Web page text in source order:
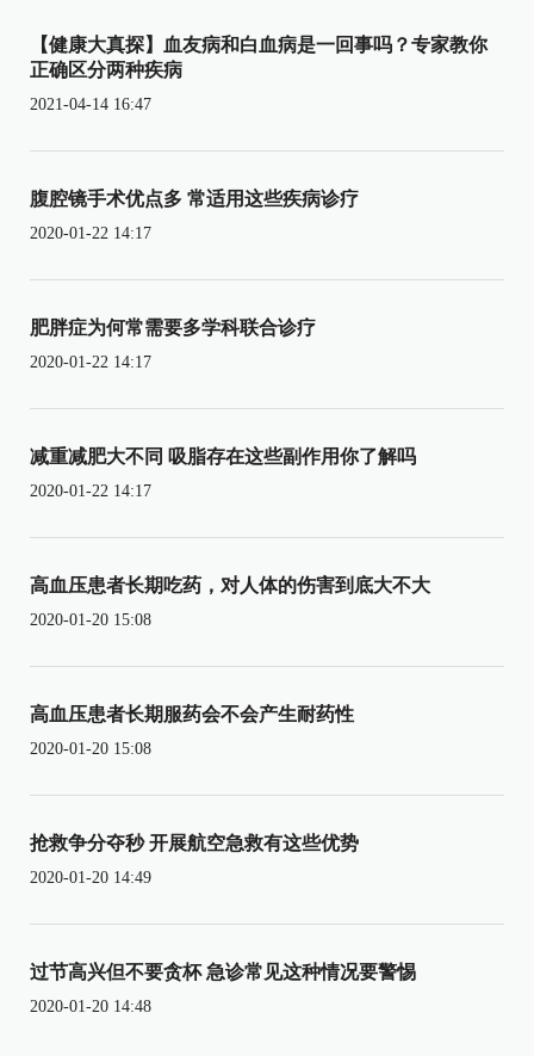
【健康大真探】血友病和白血病是一回事吗？专家教你
正确区分两种疾病
2021-04-14 16:47
腹腔镜手术优点多 常适用这些疾病诊疗
2020-01-22 14:17
肥胖症为何常需要多学科联合诊疗
2020-01-22 14:17
减重减肥大不同 吸脂存在这些副作用你了解吗
2020-01-22 14:17
高血压患者长期吃药，对人体的伤害到底大不大
2020-01-20 15:08
高血压患者长期服药会不会产生耐药性
2020-01-20 15:08
抢救争分夺秒 开展航空急救有这些优势
2020-01-20 14:49
过节高兴但不要贪杯 急诊常见这种情况要警惕
2020-01-20 14:48